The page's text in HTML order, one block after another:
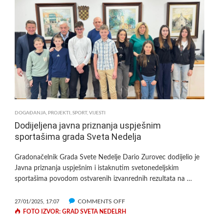
BALON
DVORANA
U
IVANIĆ-
GRADU:
NOVI
SPORTSKI
PROSTOR
ZA
RUKOMET,
I
ODBOJKU
DOGAĐANJA, PROJEKTI , SPORT, VIJESTI
Dodijeljena javna priznanja uspješnim
sportašima grada Sveta Nedelja
Gradonačelnik Grada Svete Nedelje Dario Zurovec dodijelio je
Javna priznanja uspješnim i istaknutim svetonedeljskim
sportašima povodom ostvarenih izvanrednih rezultata na …
27/01/2025, 17:07 COMMENTS OFFON
DODIJELJENA
FOTO IZVOR: GRAD SVETA NEDELRH